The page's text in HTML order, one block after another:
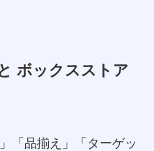
ボックスストア
「品揃え」「ターゲッ